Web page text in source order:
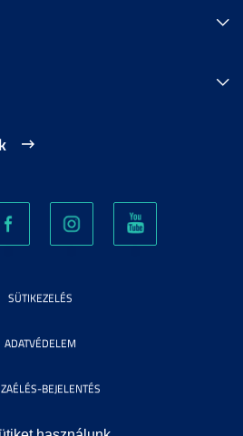
SÜTIKEZELÉS
ADATVÉDELEM
BEJELENTÉS